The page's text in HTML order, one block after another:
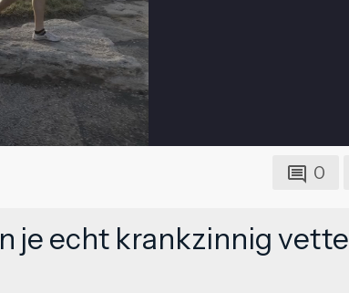
0
je echt krankzinnig vette